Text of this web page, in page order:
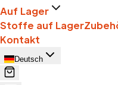
Auf Lager
Stoffe auf Lager
Kontakt
Deutsch